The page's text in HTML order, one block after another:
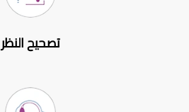
تصحيح النظر